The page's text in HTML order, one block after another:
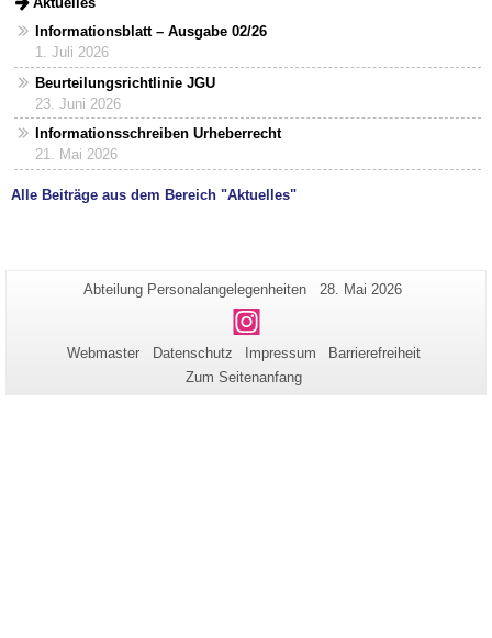
Informationsblatt – Ausgabe 02/26
1. Juli 2026
Beurteilungsrichtlinie JGU
23. Juni 2026
Informationsschreiben Urheberrecht
21. Mai 2026
Alle Beiträge aus dem Bereich "Aktuelles"
Zusätzliche
Informationen
zu
dieser
Seite
Seiten-
Abteilung Personalangelegenheiten
Letzte
28. Mai 2026
Instagram
Webmaster Datenschutz Impressum
Barrierefreiheit
Zum Seitenanfang